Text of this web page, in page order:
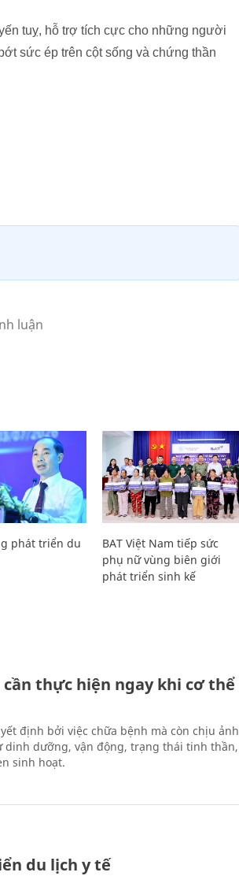
tuỵ, hỗ trợ tích cực cho những người
sức ép trên cột sống và chứng thần
phát triển du
BAT Việt Nam tiếp sức
phụ nữ vùng biên giới
phát triển sinh kế
cần thực hiện ngay khi cơ thể
định bởi việc chữa bệnh mà còn chịu ảnh
dinh dưỡng, vận động, trạng thái tinh thần,
sinh hoạt.
du lịch y tế